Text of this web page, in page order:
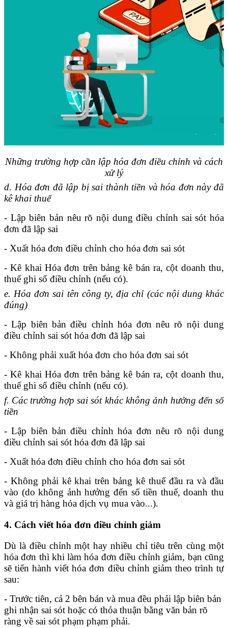
Những trường hợp cần lập hóa đơn điều chỉnh và cách
xử lý
d. Hóa đơn đã lập bị sai thành tiền và hóa đơn này đã
kê khai thuế
- Lập biên bản nêu rõ nội dung điều chỉnh sai sót hóa
đơn đã lập sai
- Xuất hóa đơn điều chỉnh cho hóa đơn sai sót
- Kê khai Hóa đơn trên bảng kê bán ra, cột doanh thu,
thuế ghi số điều chỉnh (nếu có).
e. Hóa đơn sai tên công ty, địa chỉ (các nội dung khác
đúng)
- Lập biên bản điều chỉnh hóa đơn nêu rõ nội dung
điều chỉnh sai sót hóa đơn đã lập sai
- Không phải xuất hóa đơn cho hóa đơn sai sót
- Kê khai Hóa đơn trên bảng kê bán ra, cột doanh thu,
thuế ghi số điều chỉnh (nếu có).
f. Các trường hợp sai sót khác không ảnh hưởng đến số
tiền
- Lập biên bản điều chỉnh hóa đơn nêu rõ nội dung
điều chỉnh sai sót hóa đơn đã lập sai
- Xuất hóa đơn điều chỉnh cho hóa đơn sai sót
- Không phải kê khai trên bảng kê thuế đầu ra và đầu
vào (do không ảnh hưởng đến số tiền thuế, doanh thu
và giá trị hàng hóa dịch vụ mua vào...).
4. Cách viết hóa đơn điều chỉnh giảm
Dù là điều chỉnh một hay nhiều chỉ tiêu trên cùng một
hóa đơn thì khi làm hóa đơn điều chỉnh giảm, bạn cũng
sẽ tiến hành viết hóa đơn điều chỉnh giảm theo trình tự
sau:
- Trước tiên, cả 2 bên bán và mua đều phải lập biên bản
ghi nhận sai sót hoặc có thỏa thuận bằng văn bản rõ
ràng về sai sót phạm phạm phải.